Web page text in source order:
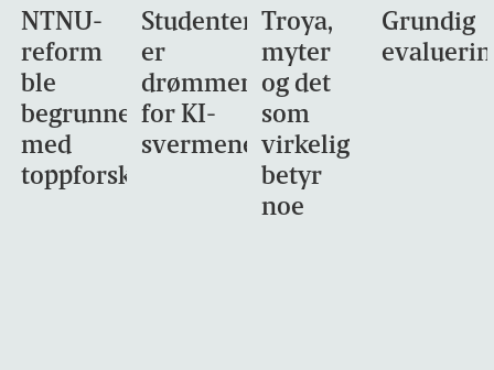
NTNU-
reform
ble
begrunnet
med
toppforskning
Studentene
er
drømmemålet
for KI-
svermene
Troya,
myter
og det
som
virkelig
betyr
noe
Grundig